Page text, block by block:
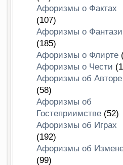
Афоризмы о Фактах
(107)
Афоризмы о
(185)
Афоризмы о Флирте
Афоризмы о Чести
Афоризмы об Авторе
(58)
Афоризмы об
Гостеприимстве(52)
Афоризмы об Играх
(192)
Афоризмы об
(99)